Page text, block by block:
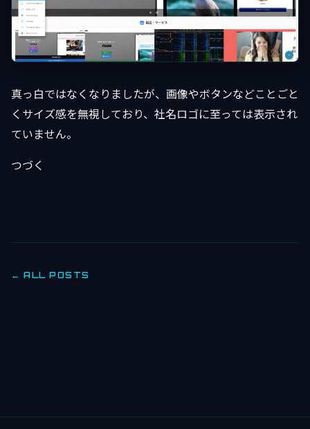
真っ白ではなくなりましたが、画像やボタンなどことごと
くサイズ感を無視しており、社名ロゴに至っては表示され
ていません。
つづく
← ALL POSTS